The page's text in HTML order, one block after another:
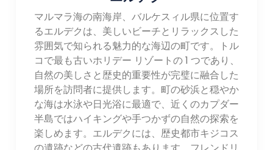
マルマラ海の南海岸、バルケスィル県に位置す
るエルデクは、美しいビーチとリラックスした
雰囲気で知られる魅力的な海辺の町です。トル
コで最も古いホリデー リゾートの 1 つであり、
自然の美しさと歴史的重要性が完璧に融合した
場所を訪問者に提供します。町の砂浜と穏やか
な海は水泳や日光浴に最適で、近くのカプダー
半島ではハイキングや手つかずの自然の探索を
楽しめます。エルデクには、歴史都市キジコス